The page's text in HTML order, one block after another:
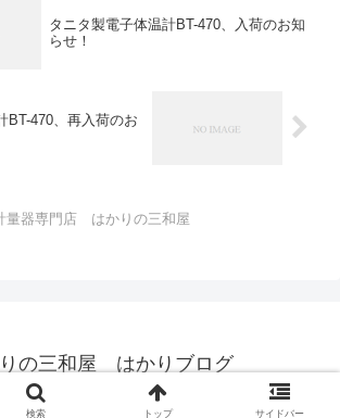
タニタ製電子体温計BT-470、入荷のお知
らせ！
BT-470、再入荷のお
量器専門店 はかりの三和屋
の三和屋 はかりブログ
はかりの三和屋 はかりブログ.
検索 トップ サイドバー